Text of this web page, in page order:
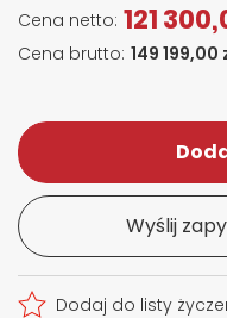
149 199,00
121
Wyślij
Dodaj do listy